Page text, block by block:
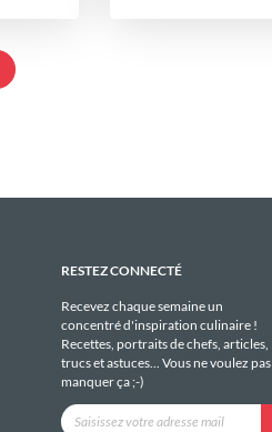
RESTEZ CONNECTÉ
Recevez chaque semaine un
concentré d'inspiration culinaire !
Recettes, portraits de chefs, articles,
trucs et astuces... Vous ne voulez pas
manquer ça ;-)